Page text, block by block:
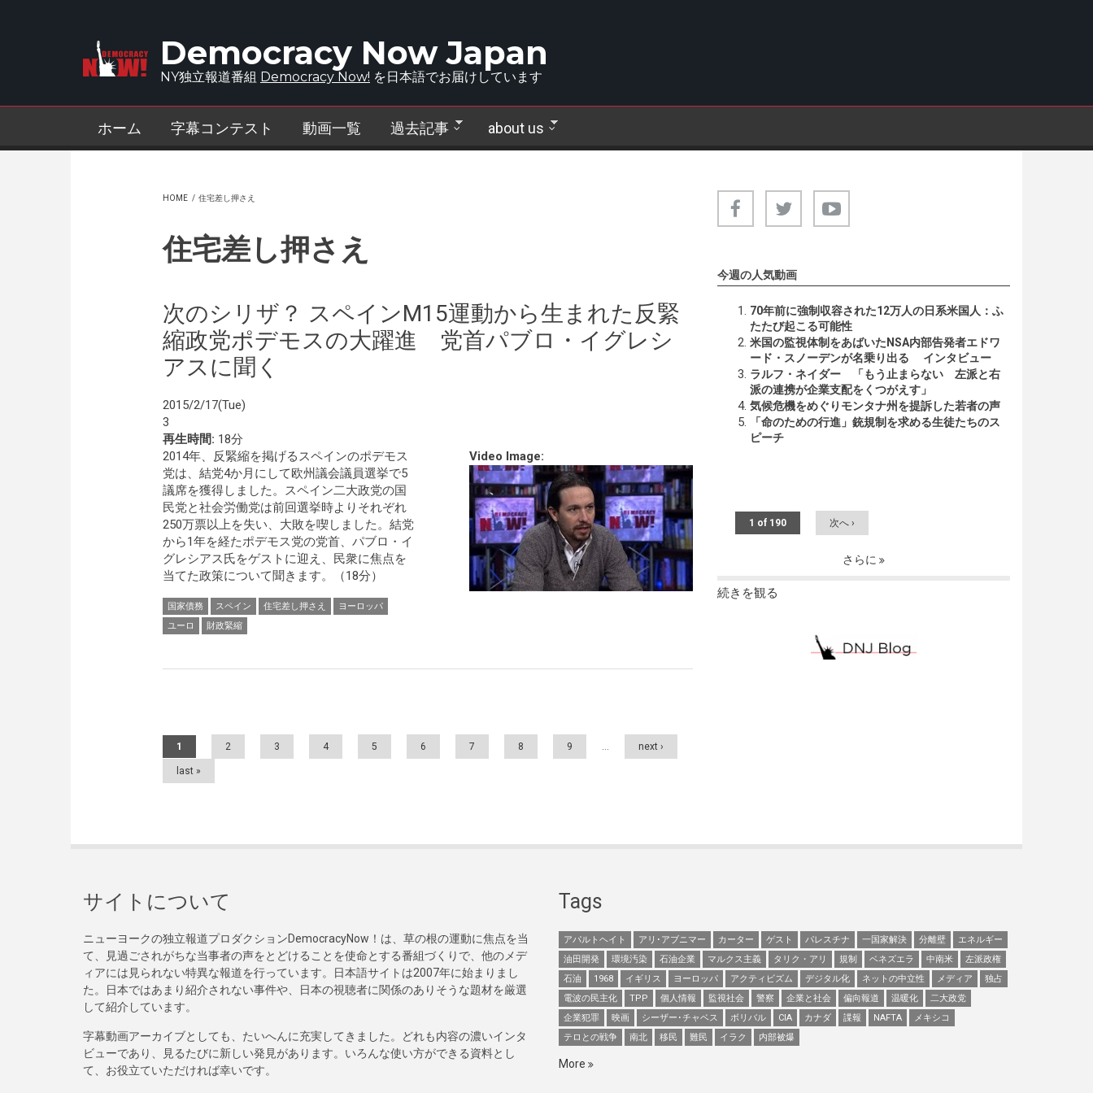
Democracy Now Japan
NY独立報道番組 Democracy Now! を日本語でお届けしています
ホーム 字幕コンテスト 動画一覧 過去記事 about us
HOME / 住宅差し押さえ
住宅差し押さえ
次のシリザ？ スペインM15運動から生まれた反緊
縮政党ポデモスの大躍進 党首パブロ・イグレシ
アスに聞く
2015/2/17(Tue)
3
再生時間: 18分
Video Image:
2014年、反緊縮を掲げるスペインのポデモス
党は、結党4か月にして欧州議会議員選挙で5
議席を獲得しました。スペイン二大政党の国
民党と社会労働党は前回選挙時よりそれぞれ
250万票以上を失い、大敗を喫しました。結党
から1年を経たポデモス党の党首、パブロ・イ
グレシアス氏をゲストに迎え、民衆に焦点を
当てた政策について聞きます。（18分）
国家債務 スペイン 住宅差し押さえ
ヨーロッパ
ユーロ
財政緊縮
Pages
1 2 3 4 5 6 7 8 9 … next ›
last »
今週の人気動画
70年前に強制収容された12万人の日系米国人：ふ
たたび起こる可能性
米国の監視体制をあばいたNSA内部告発者エドワ
ード・スノーデンが名乗り出る インタビュー
ラルフ・ネイダー 「もう止まらない 左派と右
派の連携が企業支配をくつがえす」
気候危機をめぐりモンタナ州を提訴した若者の声
「命のための行進」銃規制を求める生徒たちのス
ピーチ
1 of 190 次へ ›
さらに
続きを観る
サイトについて
ニューヨークの独立報道プロダクションDemocracyNow！は、草の根の運動に焦点を当
て、見過ごされがちな当事者の声をとどけることを使命とする番組づくりで、他のメデ
ィアには見られない特異な報道を行っています。日本語サイトは2007年に始まりまし
た。日本ではあまり紹介されない事件や、日本の視聴者に関係のありそうな題材を厳選
して紹介しています。
字幕動画アーカイブとしても、たいへんに充実してきました。どれも内容の濃いインタ
ビューであり、見るたびに新しい発見があります。いろんな使い方ができる資料とし
て、お役立ていただければ幸いです。
Tags
アパルトヘイト アリ･アブニマー カーター ゲスト パレスチナ 一国家解決 分離壁
エネルギー
油田開発
環境汚染 石油企業 マルクス主義 タリク・アリ 規制 ベネズエラ 中南米
左派政権
石油
1968 イギリス ヨーロッパ アクティビズム デジタル化 ネットの中立性 メディア
独占
電波の民主化
TPP 個人情報 監視社会 警察 企業と社会 偏向報道 温暖化
二大政党
企業犯罪
映画 シーザー･チャベス ボリバル CIA カナダ 諜報 NAFTA
メキシコ
テロとの戦争
南北 移民 難民 イラク 内部被爆
More